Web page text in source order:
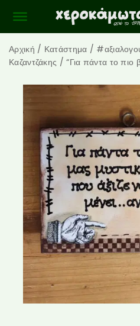
Αρχική / Κατάστημα /
Καζαντζάκης / “Για πάντα το πιο